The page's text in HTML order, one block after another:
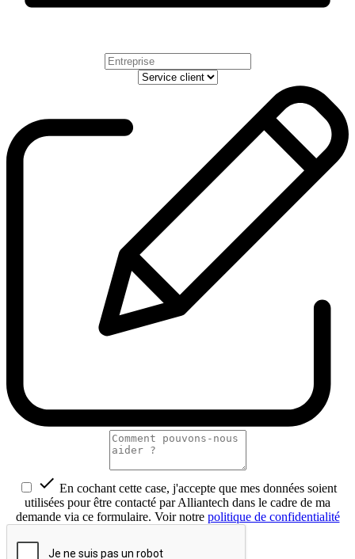
 En cochant cette case, j'accepte que mes données soient
utilisées pour être contacté par Alliantech dans le cadre de ma
demande via ce formulaire. Voir notre politique de confidentialité